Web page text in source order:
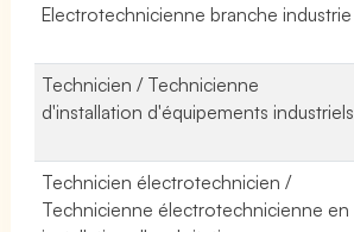
Electrotechnicienne branche industrie
Technicien / Technicienne
d'installation d'équipements industriels
Technicien électrotechnicien /
Technicienne électrotechnicienne en